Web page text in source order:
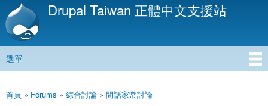
移
內
Drupal Taiwan 正體中文支援站
主選單
選單
您在這裡
首頁 » Forums » 綜合討論 » 閒話家常討論